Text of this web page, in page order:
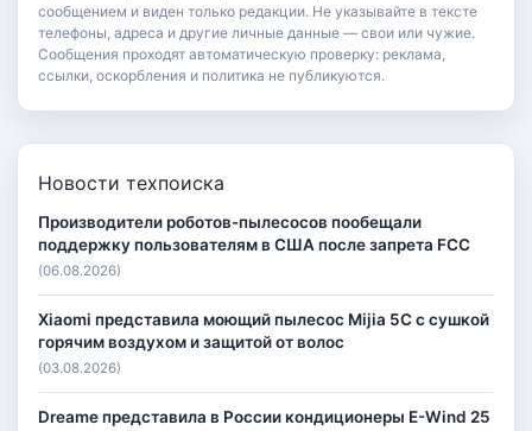
сообщением и виден только редакции. Не указывайте в тексте
телефоны, адреса и другие личные данные — свои или чужие.
Сообщения проходят автоматическую проверку: реклама,
ссылки, оскорбления и политика не публикуются.
Новости техпоиска
Производители роботов-пылесосов пообещали
поддержку пользователям в США после запрета FCC
(06.08.2026)
Xiaomi представила моющий пылесос Mijia 5C с сушкой
горячим воздухом и защитой от волос
(03.08.2026)
Dreame представила в России кондиционеры E-Wind 25